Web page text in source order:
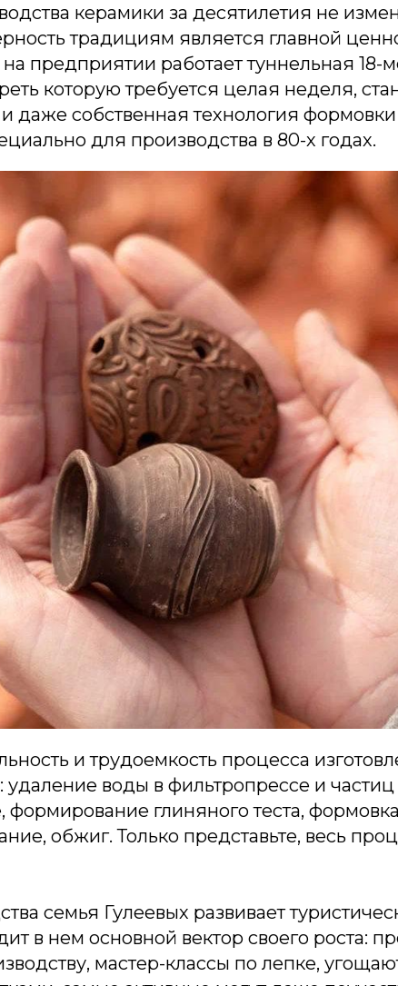
керамики за десятилетия не
традициям является главной
предприятии работает туннельная 18-
которую требуется целая неделя,
даже собственная технология
для производства в 80-х годах.
и трудоемкость процесса
удаление воды в фильтропрессе и частиц
формирование глиняного теста,
обжиг. Только представьте, весь
семья Гулеевых развивает
в нем основной вектор своего роста:
мастер-классы по лепке,